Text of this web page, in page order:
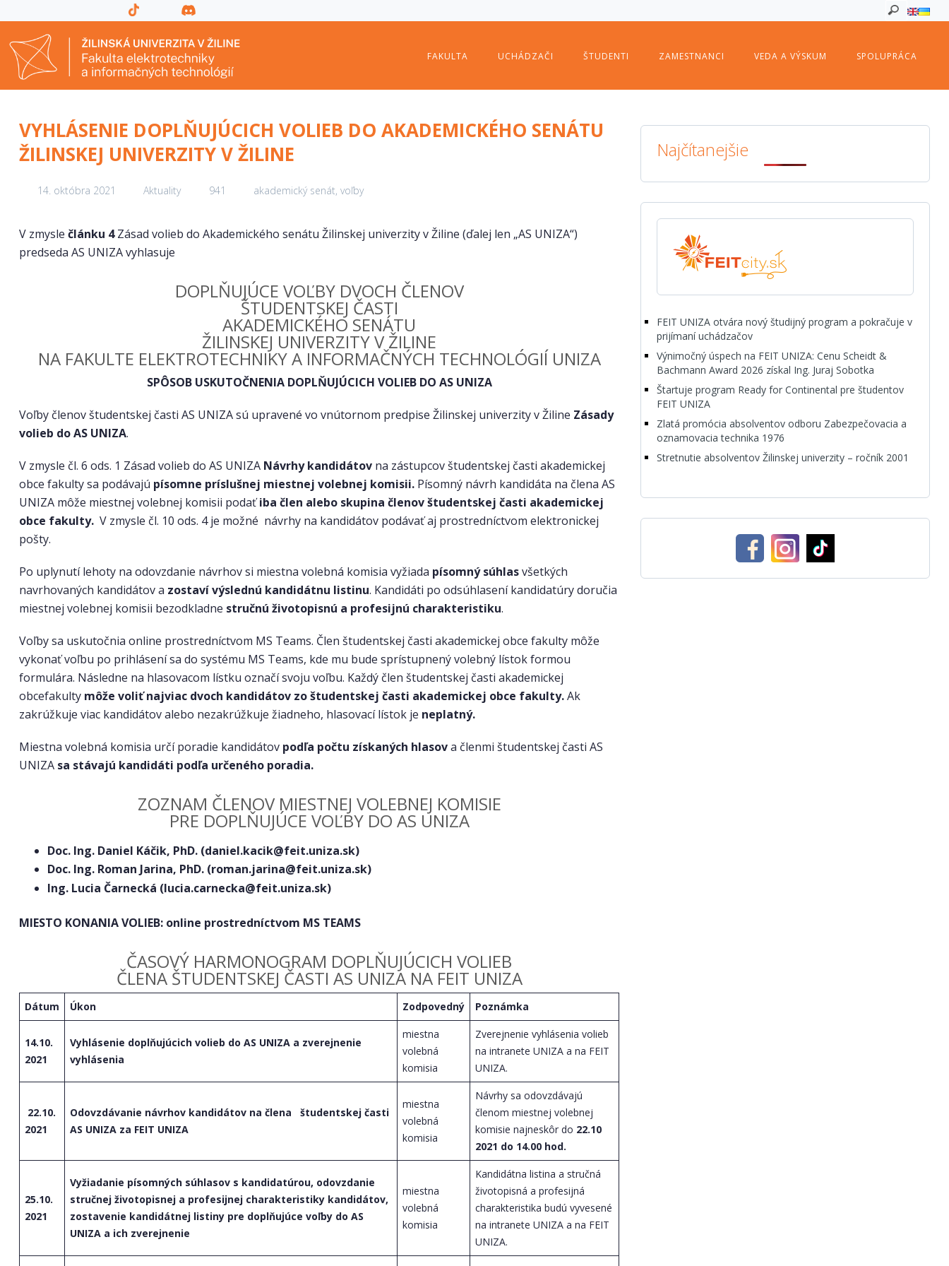
FAKULTA UCHÁDZAČI ŠTUDENTI ZAMESTNANCI VEDA A VÝSKUM SPOLUPRÁCA
VYHLÁSENIE DOPLŇUJÚCICH VOLIEB DO AKADEMICKÉHO SENÁTU
ŽILINSKEJ UNIVERZITY V ŽILINE
14. októbra 2021 Aktuality 941 akademický senát, voľby
V zmysle článku 4Zásad volieb do Akademického senátu Žilinskej univerzity v Žiline (ďalej len „AS UNIZA“)
predseda AS UNIZA vyhlasuje
DOPLŇUJÚCE VOĽBY DVOCH ČLENOV
ŠTUDENTSKEJ ČASTI
AKADEMICKÉHO SENÁTU
ŽILINSKEJ UNIVERZITY V ŽILINE
NA FAKULTE ELEKTROTECHNIKY A INFORMAČNÝCH TECHNOLÓGIÍ UNIZA
SPÔSOB USKUTOČNENIA DOPLŇUJÚCICH VOLIEB DO AS UNIZA
Voľby členov študentskej časti AS UNIZA sú upravené vo vnútornom predpise Žilinskej univerzity v Žiline Zásady
volieb do AS UNIZA.
V zmysle čl. 6 ods. 1 Zásad volieb do AS UNIZA Návrhy kandidátov na zástupcov študentskej časti akademickej
obce fakulty sa podávajú písomne príslušnej miestnej volebnej komisii. Písomný návrh kandidáta na člena AS
UNIZA môže miestnej volebnej komisii podaťiba člen alebo skupina členov študentskej časti akademickej
obce fakulty. V zmysle čl. 10 ods. 4 je možné návrhy na kandidátov podávať aj prostredníctvom elektronickej
pošty.
Po uplynutí lehoty na odovzdanie návrhov si miestna volebná komisia vyžiada písomný súhlasvšetkých
navrhovaných kandidátov a zostaví výslednú kandidátnu listinu. Kandidáti po odsúhlasení kandidatúry doručia
miestnej volebnej komisii bezodkladne stručnú životopisnú a profesijnú charakteristiku.
Voľby sa uskutočnia online prostredníctvom MS Teams. Člen študentskej časti akademickej obce fakulty môže
vykonať voľbu po prihlásení sa do systému MS Teams, kde mu bude sprístupnený volebný lístok formou
formulára. Následne na hlasovacom lístku označí svoju voľbu. Každý člen študentskej časti akademickej
obcefakulty môže voliť najviac dvoch kandidátov zo študentskej časti akademickej obce fakulty.Ak
zakrúžkuje viac kandidátov alebo nezakrúžkuje žiadneho, hlasovací lístok je neplatný.
Miestna volebná komisia určí poradie kandidátov podľa počtu získaných hlasova členmi študentskej časti AS
UNIZA sa stávajú kandidáti podľa určeného poradia.
ZOZNAM ČLENOV MIESTNEJ VOLEBNEJ KOMISIE
PRE DOPLŇUJÚCE VOĽBY DO AS UNIZA
Doc. Ing. Daniel Káčik, PhD. (daniel.kacik@feit.uniza.sk)
Doc. Ing. Roman Jarina, PhD. (roman.jarina@feit.uniza.sk)
Ing. Lucia Čarnecká (lucia.carnecka@feit.uniza.sk)
MIESTO KONANIA VOLIEB: online prostredníctvom MS TEAMS
ČASOVÝ HARMONOGRAM DOPLŇUJÚCICH VOLIEB
ČLENA ŠTUDENTSKEJ ČASTI AS UNIZA NA FEIT UNIZA
Dátum Úkon Zodpovedný Poznámka
14.10.
2021
Vyhlásenie doplňujúcich volieb do AS UNIZA a zverejnenie
vyhlásenia
miestna
volebná
komisia
Zverejnenie vyhlásenia volieb
na intranete UNIZA a na FEIT
UNIZA.
22.10.
2021
Odovzdávanie návrhov kandidátov na člena študentskej časti
AS UNIZA za FEIT UNIZA
miestna
volebná
komisia
Návrhy sa odovzdávajú
členom miestnej volebnej
komisie najneskôr do 22.10
2021 do 14.00 hod.
25.10.
2021
Vyžiadanie písomných súhlasov s kandidatúrou, odovzdanie
stručnej životopisnej a profesijnej charakteristiky kandidátov,
zostavenie kandidátnej listiny pre doplňujúce voľby do AS
UNIZA a ich zverejnenie
miestna
volebná
komisia
Kandidátna listina a stručná
životopisná a profesijná
charakteristika budú vyvesené
na intranete UNIZA a na FEIT
UNIZA.
Najčítanejšie
FEIT UNIZA otvára nový študijný program a pokračuje v
prijímaní uchádzačov
Výnimočný úspech na FEIT UNIZA: Cenu Scheidt &
Bachmann Award 2026 získal Ing. Juraj Sobotka
Štartuje program Ready for Continental pre študentov
FEIT UNIZA
Zlatá promócia absolventov odboru Zabezpečovacia a
oznamovacia technika 1976
Stretnutie absolventov Žilinskej univerzity – ročník 2001